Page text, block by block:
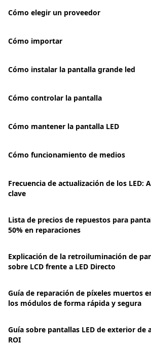
Cómo elegir un proveedor
Cómo importar
Cómo instalar la pantalla grande led
Cómo controlar la pantalla
Cómo mantener la pantalla LED
Cómo funcionamiento de medios
Frecuencia de actualización de los LED:
clave
Lista de precios de repuestos para
50% en reparaciones
Explicación de la retroiluminación de
sobre LCD frente a LED Directo
Guía de reparación de píxeles muertos
los módulos de forma rápida y segura
Guía sobre pantallas LED de exterior
ROI